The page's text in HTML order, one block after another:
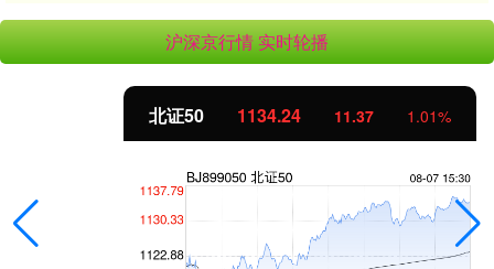
沪深京行情 实时轮播
北证50 1134.24 11.37 1.01%